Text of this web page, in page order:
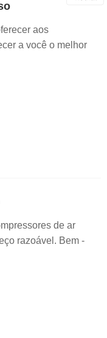
aos
a você o melhor
de ar
razoável. Bem -